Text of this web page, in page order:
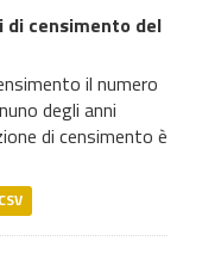
di censimento del
il numero
degli anni
di censimento è
CSV